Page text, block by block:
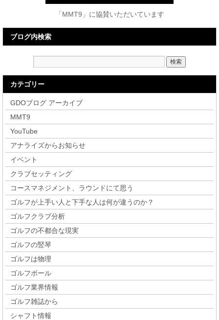
「MMT9」に協賛いただいています
ブログ内検索
カテゴリー
GDOブログ アーカイブ
MMT9
YouTube
アナライズからお知らせ
イベント
クラブセッティング
コースマネジメント、ラウンドにて思う
ゴルフが上手い人と下手な人は何が違うのか？
ゴルフクラブ分析
ゴルフの不都合な現実
ゴルフの竪琴
ゴルフは物理
ゴルフボール
ゴルフ業界情報
ゴルフ雑誌から
シャフト情報